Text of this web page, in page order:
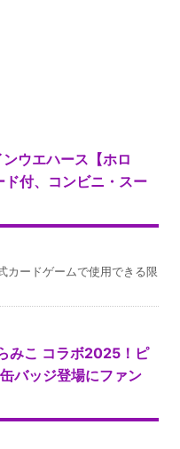
ウエハース【ホロ
付、コンビニ・スー
カードゲームで使用できる限
みこ コラボ2025！ピ
バッジ登場にファン